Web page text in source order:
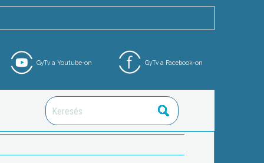
GyTv a Facebook-on
GyTv a Youtube-on